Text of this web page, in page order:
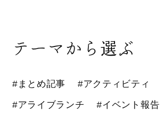
テーマから選ぶ
#まとめ記事 #アクティビティ
#アライブランチ #イベント報告